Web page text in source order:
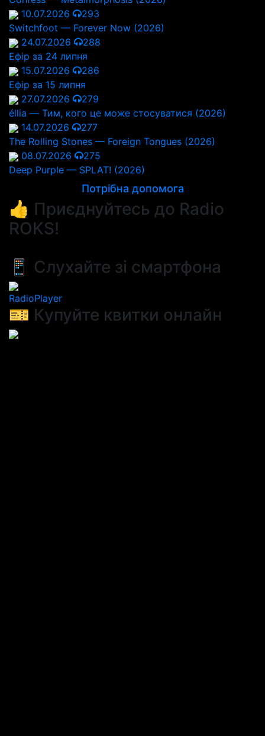
10.07.2026
293
Switchfoot — Forever Now (2026)
24.07.2026
288
Ефір за 24 липня
15.07.2026
286
Ефір за 15 липня
27.07.2026
279
éllia — Тим, кого це може стосуватися (2026)
14.07.2026
277
The Rolling Stones — Foreign Tongues (2026)
08.07.2026
275
Deep Purple — SPLAT! (2026)
Потрібна допомога
👍 Приєднуйтесь до Radio
ROKS!
📱 Слухайте зі смартфона
RadioPlayer
🎫 Купуйте квитки онлайн